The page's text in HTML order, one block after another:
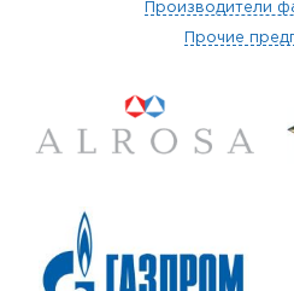
Производители
Прочие